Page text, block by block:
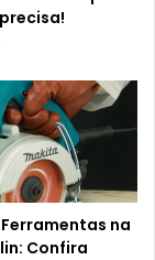
na
Confira